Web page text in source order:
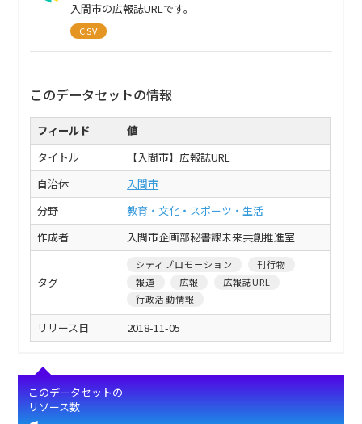
入間市の広報誌URLです。
CSV
このデータセットの情報
フィールド
値
タイトル
【入間市】広報誌URL
自治体
入間市
分野
教育・文化・スポーツ・生活
作成者
入間市企画部秘書課未来共創推進室
タグ
シティプロモーション
刊行物
報道
広報
広報誌URL
行政活動情報
リリース日 2018-11-05
このデータセットの
リソース数